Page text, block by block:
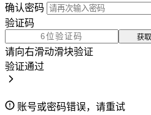
确认密码
验证码
获
请向右滑动滑块验证
验证通过
账号或密码错误，请重试